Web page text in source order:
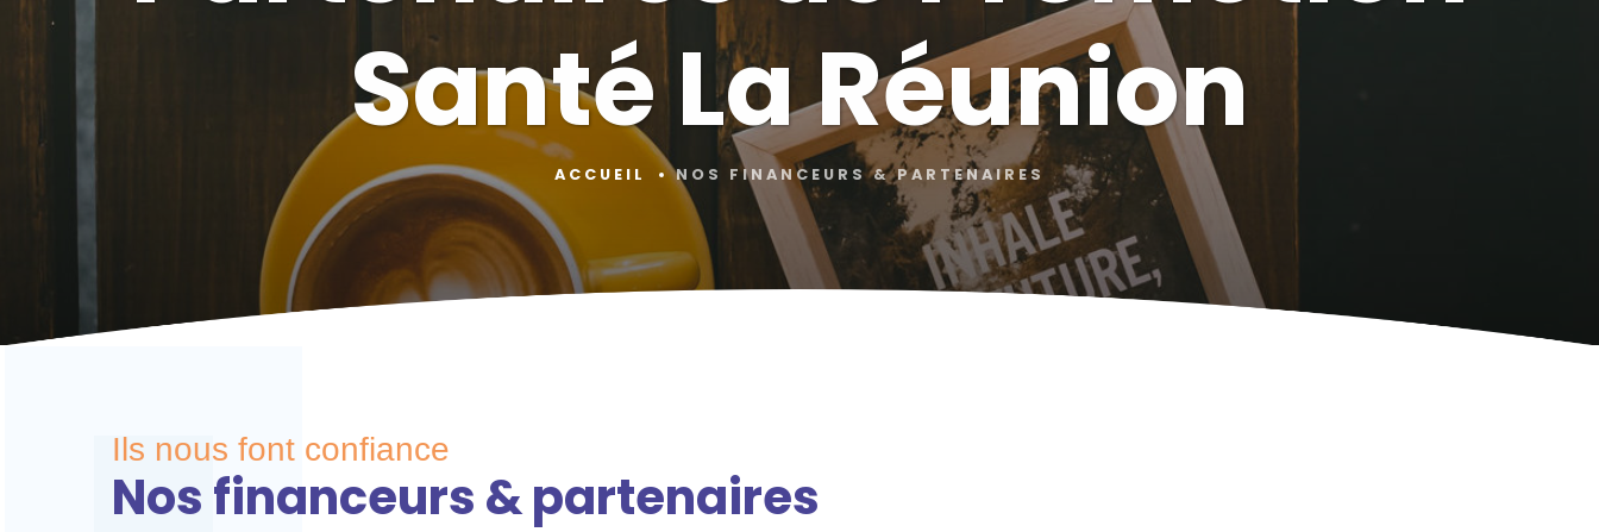
Santé La Réunion
ACCUEIL NOS FINANCEURS & PARTENAIRES
Ils nous font confiance
Nos financeurs & partenaires